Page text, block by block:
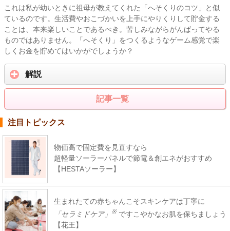
これは私が幼いときに祖母が教えてくれた「へそくりのコツ」と似
ているのです。生活費やおこづかいを上手にやりくりして貯金する
ことは、本来楽しいことであるべき。苦しみながらがんばってやる
ものではありません。「へそくり」をつくるようなゲーム感覚で楽
しくお金を貯めてはいかがでしょうか？
解説
記事一覧
注目トピックス
物価高で固定費を見直すなら
超軽量ソーラーパネルで節電＆創エネがおすすめ
【HESTAソーラー】
生まれたての赤ちゃんこそスキンケアは丁寧に
「セラミドケア」
※ ですこやかなお肌を保ちましょう
【花王】